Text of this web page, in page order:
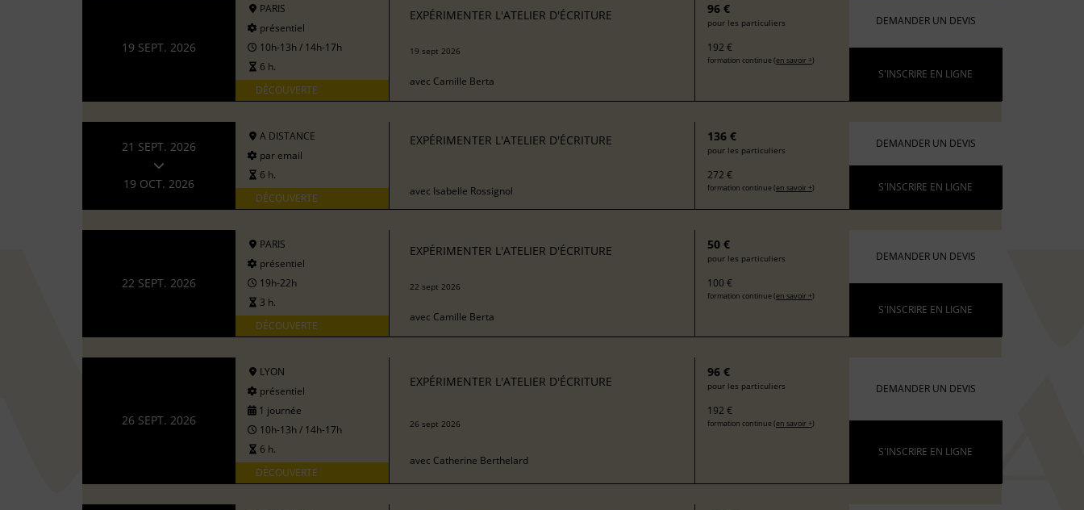
19 SEPT. 2026
PARIS
présentiel
10h-13h / 14h-17h
6 h.
DÉCOUVERTE
EXPÉRIMENTER L'ATELIER D'ÉCRITURE
19 sept 2026
avec Camille Berta
96 €
pour les particuliers
192 €
formation continue (en savoir +)
DEMANDER UN DEVIS
S'INSCRIRE EN LIGNE
21 SEPT. 2026
19 OCT. 2026
A DISTANCE
par email
6 h.
DÉCOUVERTE
EXPÉRIMENTER L'ATELIER D'ÉCRITURE
avec Isabelle Rossignol
136 €
pour les particuliers
272 €
formation continue (en savoir +)
DEMANDER UN DEVIS
S'INSCRIRE EN LIGNE
22 SEPT. 2026
PARIS
présentiel
19h-22h
3 h.
DÉCOUVERTE
EXPÉRIMENTER L'ATELIER D'ÉCRITURE
22 sept 2026
avec Camille Berta
50 €
pour les particuliers
100 €
formation continue (en savoir +)
DEMANDER UN DEVIS
S'INSCRIRE EN LIGNE
26 SEPT. 2026
LYON
présentiel
1 journée
10h-13h / 14h-17h
6 h.
DÉCOUVERTE
EXPÉRIMENTER L'ATELIER D'ÉCRITURE
26 sept 2026
avec Catherine Berthelard
96 €
pour les particuliers
192 €
formation continue (en savoir +)
DEMANDER UN DEVIS
S'INSCRIRE EN LIGNE